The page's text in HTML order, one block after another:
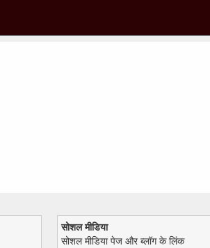
सोशल मीडिया
सोशल मीडिया पेज और ब्लॉग के लिंक